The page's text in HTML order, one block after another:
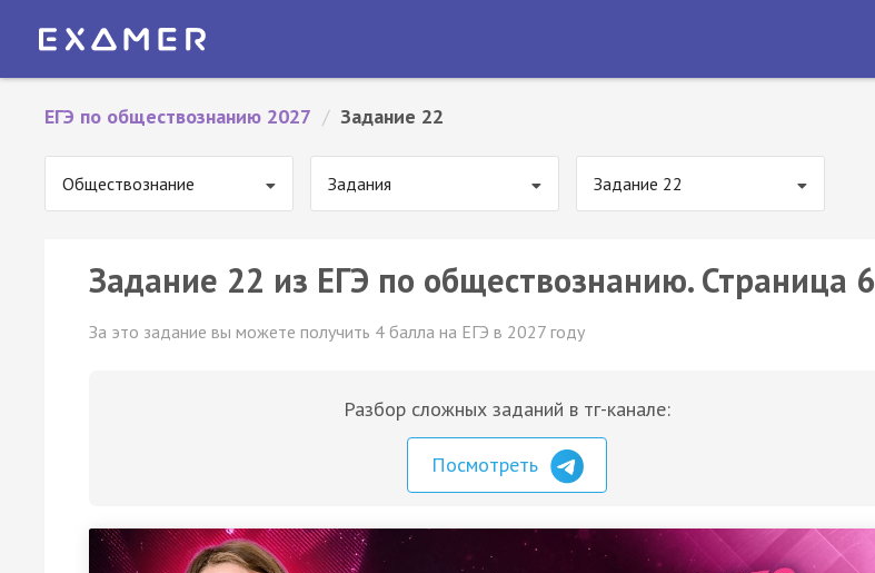
ЕГЭ по обществознанию 2027 / Задание 22
Обществознание Задания Задание 22
Задание 22 из ЕГЭ по обществознанию. Страница 6
За это задание вы можете получить 4 балла на ЕГЭ в 2027 году
Разбор сложных заданий в тг-канале:
Посмотреть